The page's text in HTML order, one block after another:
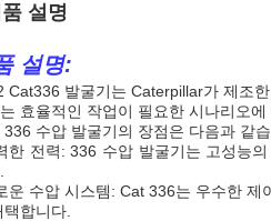
설명
설명:
Cat336 발굴기는 Caterpillar가 제조
효율적인 작업이 필요한 시나리오
336 수압 발굴기의 장점은 다음과 같습
한 전력: 336 수압 발굴기는 고성능
운 수압 시스템: Cat 336는 우수한 제
합니다.